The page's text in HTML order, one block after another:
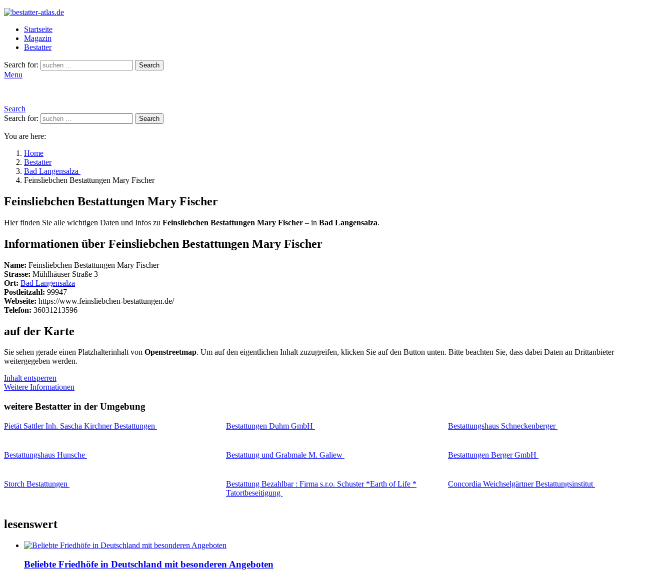
Startseite
Magazin
Bestatter
Search for: Search
Menu
Search
Search for:
Search
You are here:
Home
Bestatter
Bad Langensalza
Feinsliebchen Bestattungen Mary Fischer
Feinsliebchen Bestattungen Mary Fischer
Hier finden Sie alle wichtigen Daten und Infos zu Feinsliebchen Bestattungen Mary Fischer – in Bad Langensalza.
Informationen über Feinsliebchen Bestattungen Mary Fischer
Name: Feinsliebchen Bestattungen Mary Fischer
Strasse: Mühlhäuser Straße 3
Ort: Bad Langensalza
Postleitzahl: 99947
Webseite: https://www.feinsliebchen-bestattungen.de/
Telefon: 36031213596
auf der Karte
Sie sehen gerade einen Platzhalterinhalt von Openstreetmap. Um auf den eigentlichen Inhalt zuzugreifen, klicken Sie auf den Button unten. Bitte beachten Sie, dass dabei Daten an Drittanbieter
weitergegeben werden.
Inhalt entsperren
Weitere Informationen
weitere Bestatter in der Umgebung
Pietät Sattler Inh. Sascha Kirchner Bestattungen Bestattungen Duhm GmbH Bestattungshaus Schneckenberger
Bestattungshaus Hunsche Bestattung und Grabmale M. Galiew Bestattungen Berger GmbH
Storch Bestattungen
Bestattung Bezahlbar : Firma s.r.o. Schuster *Earth of Life *
Tatortbeseitigung
Concordia Weichselgärtner Bestattungsinstitut
lesenswert
Beliebte Friedhöfe in Deutschland mit besonderen Angeboten